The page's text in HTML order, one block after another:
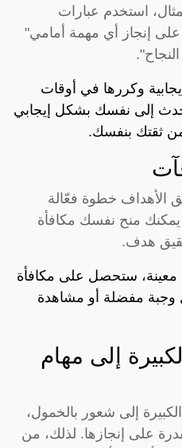
استخدم عبارات
على إنجاز أي مهمة أمامي"
وكررها في أوقات
إلى نفسك بشكل إيجابي
من ثقتك بنفسك.
الأهداف خطوة فعّالة
منح نفسك مكافأة
هدف.
معينة، ستحصل على مكافأة
وجبة مفضلة أو مشاهدة
إلى مهام
إلى شعور بالخمول،
على إنجازها. لذلك، من